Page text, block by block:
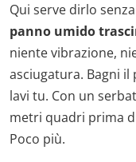
Qui serve dirlo
panno umido
niente vibrazione,
asciugatura. Bagni
lavi tu. Con un
metri quadri prima
Poco più.